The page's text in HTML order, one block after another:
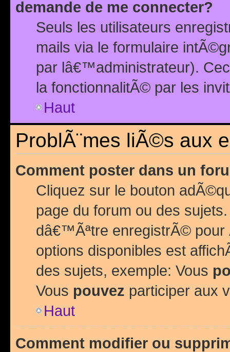
demande de me connecter?
Seuls les utilisateurs
mails via le formulaire
par lâ€™administrateur).
la fonctionnalitÃ© par les
Haut
ProblÃ¨mes liÃ©s aux
Comment poster dans un
Cliquez sur le bouton
page du forum ou des
dâ€™Ãªtre enregistrÃ©
options disponibles est
des sujets, exemple: Vous
Vous pouvez participer aux
Haut
Comment modifier ou